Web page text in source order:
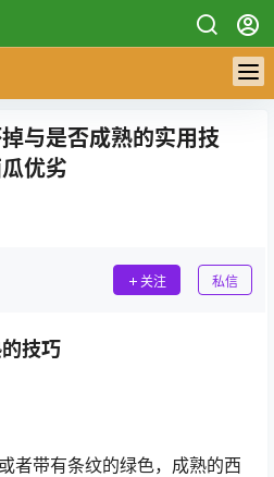
与是否成熟的实用技
优劣
关注 私信
技巧
者带有条纹的绿色，成熟的西